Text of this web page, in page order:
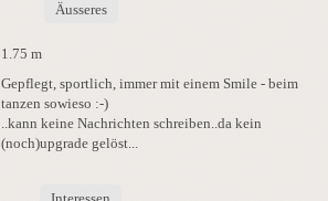
Äusseres
1.75 m
Gepflegt, sportlich, immer mit einem Smile - beim
tanzen sowieso :-)
..kann keine Nachrichten schreiben..da kein
(noch)upgrade gelöst...